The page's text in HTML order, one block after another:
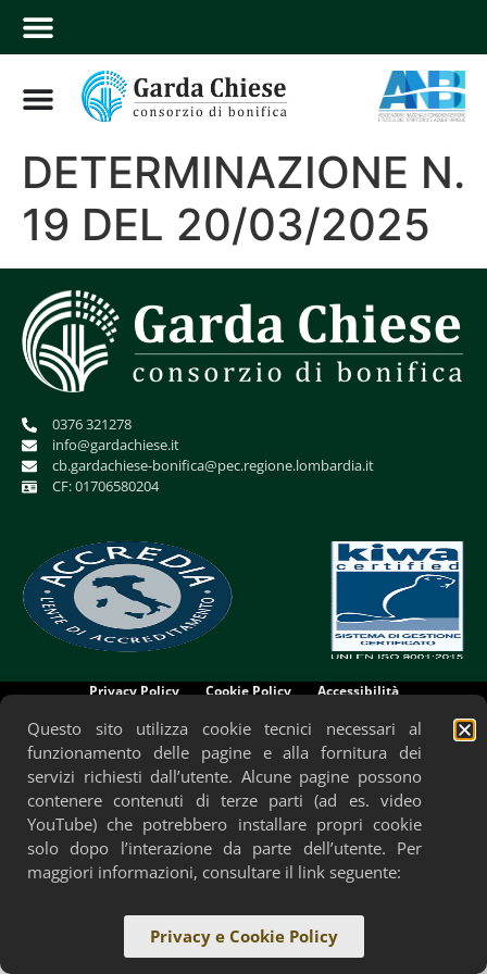
DETERMINAZIONE N.
19 DEL 20/03/2025
0376 321278
info@gardachiese.it
cb.gardachiese-bonifica@pec.regione.lombardia.it
CF: 01706580204
Privacy Policy Cookie Policy Accessibilità
Questo sito utilizza cookie tecnici necessari al
funzionamento delle pagine e alla fornitura dei
servizi richiesti dall’utente. Alcune pagine possono
contenere contenuti di terze parti (ad es. video
YouTube) che potrebbero installare propri cookie
solo dopo l’interazione da parte dell’utente. Per
maggiori informazioni, consultare il link seguente:
Privacy e Cookie Policy